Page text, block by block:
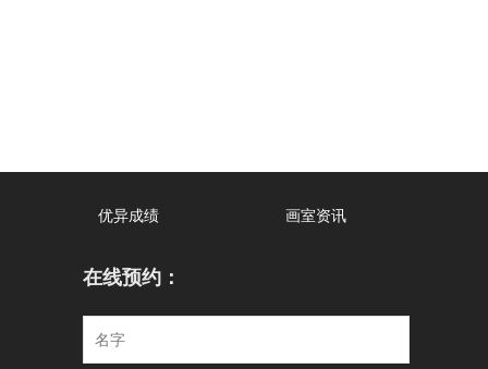
优异成绩 画室资讯
在线预约：